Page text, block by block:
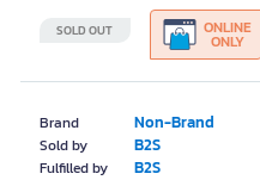
Brand Non-Brand
Sold by B2S
Fulfilled by B2S
SOLD OUT ONLINE
ONLY